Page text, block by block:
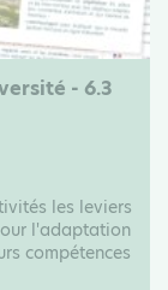
- 6.3
les leviers
l'adaptation
compétences